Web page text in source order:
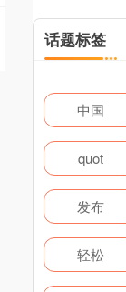
话题标签
中国
quot
发布
轻松